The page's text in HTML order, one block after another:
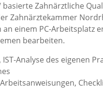
Zahnärztliche
Zahnärztekammer
einem PC-Arbeitsplatz
bearbeiten.
Analyse des eigenen